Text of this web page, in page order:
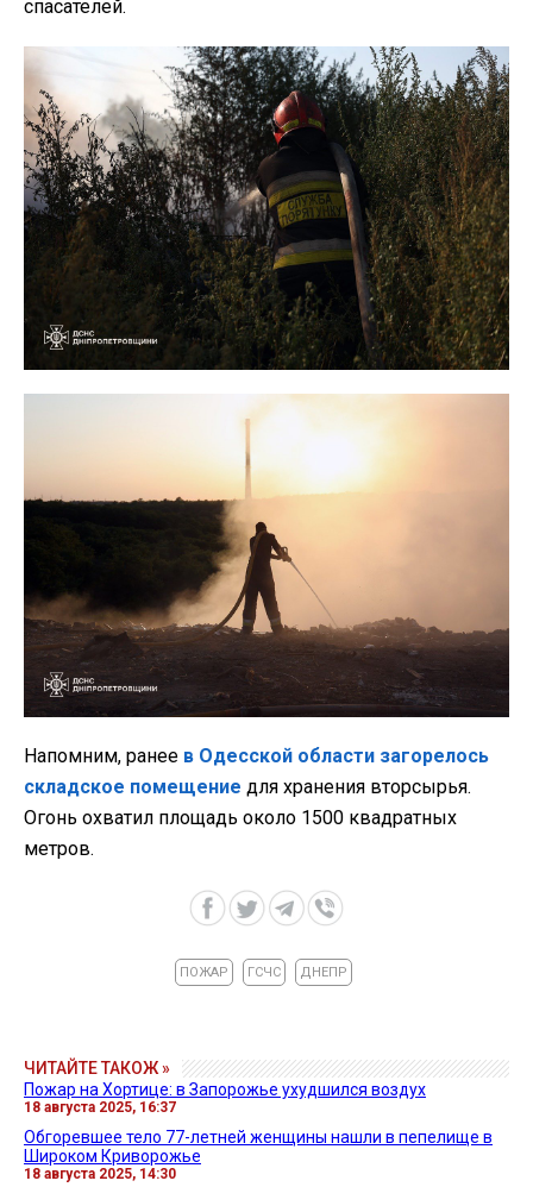
спасателей.
Напомним, ранее в Одесской области загорелось
складское помещение для хранения вторсырья.
Огонь охватил площадь около 1500 квадратных
метров.
ПОЖАР ГСЧС ДНЕПР
ЧИТАЙТЕ ТАКОЖ »
Пожар на Хортице: в Запорожье ухудшился воздух
18 августа 2025, 16:37
Обгоревшее тело 77-летней женщины нашли в пепелище в
Широком Криворожье
18 августа 2025, 14:30